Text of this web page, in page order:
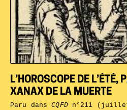
L’HOROSCOPE DE L’ÉTÉ,
XANAX DE LA MUERTE
Paru dansCQFDn°211